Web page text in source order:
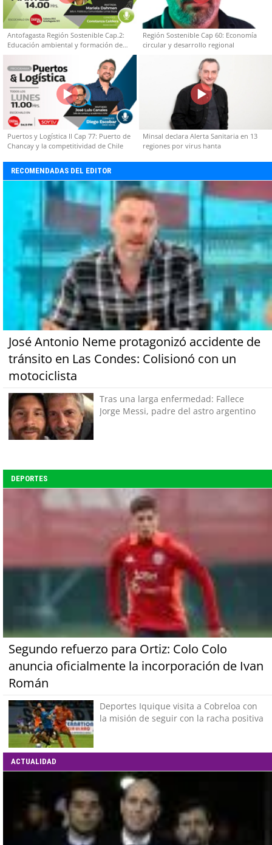
Antofagasta Región Sostenible Cap.2:
Educación ambiental y formación de
capacidades técnicas
Región Sostenible Cap 60: Economía
circular y desarrollo regional
Puertos y Logística II Cap 77: Puerto de
Chancay y la competitividad de Chile
Minsal declara Alerta Sanitaria en 13
regiones por virus hanta
RECOMENDADAS DEL EDITOR
José Antonio Neme protagonizó accidente de
tránsito en Las Condes: Colisionó con un
motociclista
Tras una larga enfermedad: Fallece
Jorge Messi, padre del astro argentino
DEPORTES
Segundo refuerzo para Ortiz: Colo Colo
anuncia oficialmente la incorporación de Ivan
Román
Deportes Iquique visita a Cobreloa con
la misión de seguir con la racha positiva
ACTUALIDAD